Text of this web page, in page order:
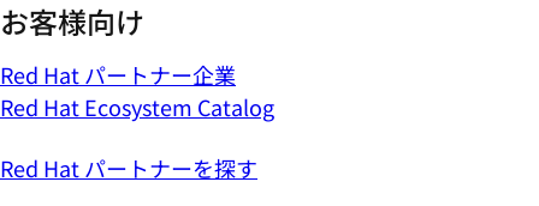
お客様向け
Red Hat パートナー企業
Red Hat Ecosystem Catalog
Red Hat パートナーを探す